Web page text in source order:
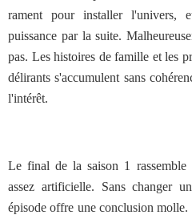
rament pour installer l'univers,
puissance par la suite.
pas. Les histoires de famille et les
délirants s'accumulent sans
l'intérêt.
Le final de la saison 1 rassemble
assez artificielle. Sans changer
épisode offre une conclusion